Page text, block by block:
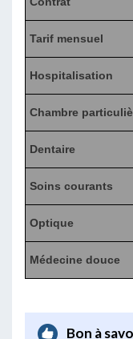
Tarif mensuel
Hospitalisation
Chambre
Dentaire
Soins courants
Optique
Médecine douce
Bon à